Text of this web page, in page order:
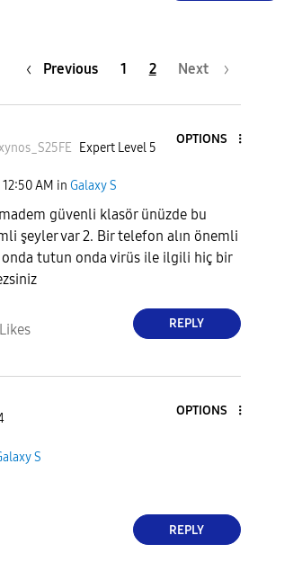
Previous 1 2 Next
S25FE Expert Level 5
OPTIONS
12:50 AM in Galaxy S
madem güvenli klasör ünüzde bu
şeyler var 2. Bir telefon alın önemli
tutun onda virüs ile ilgili hiç bir
Likes REPLY
OPTIONS
S
REPLY